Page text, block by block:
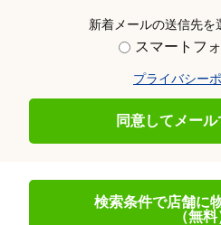
新着メールの送信先を
スマートフ
プライバシー
同意してメー
検索条件で店舗に
（無料